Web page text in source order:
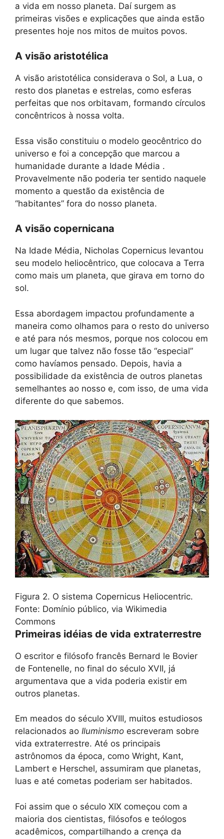
a vida em nosso planeta. Daí surgem as
primeiras visões e explicações que ainda estão
presentes hoje nos mitos de muitos povos.
A visão aristotélica
A visão aristotélica considerava o Sol, a Lua, o
resto dos planetas e estrelas, como esferas
perfeitas que nos orbitavam, formando círculos
concêntricos à nossa volta.
Essa visão constituiu o modelo geocêntrico do
universo e foi a concepção que marcou a
humanidade durante a Idade Média .
Provavelmente não poderia ter sentido naquele
momento a questão da existência de
“habitantes” fora do nosso planeta.
A visão copernicana
Na Idade Média, Nicholas Copernicus levantou
seu modelo heliocêntrico, que colocava a Terra
como mais um planeta, que girava em torno do
sol.
Essa abordagem impactou profundamente a
maneira como olhamos para o resto do universo
e até para nós mesmos, porque nos colocou em
um lugar que talvez não fosse tão “especial”
como havíamos pensado. Depois, havia a
possibilidade da existência de outros planetas
semelhantes ao nosso e, com isso, de uma vida
diferente do que sabemos.
Figura 2. O sistema Copernicus Heliocentric.
Fonte: Domínio público, via Wikimedia
Commons
Primeiras idéias de vida extraterrestre
O escritor e filósofo francês Bernard le Bovier
de Fontenelle, no final do século XVII, já
argumentava que a vida poderia existir em
outros planetas.
Em meados do século XVIII, muitos estudiosos
relacionados ao Iluminismo escreveram sobre
vida extraterrestre. Até os principais
astrônomos da época, como Wright, Kant,
Lambert e Herschel, assumiram que planetas,
luas e até cometas poderiam ser habitados.
Foi assim que o século XIX começou com a
maioria dos cientistas, filósofos e teólogos
acadêmicos, compartilhando a crença da